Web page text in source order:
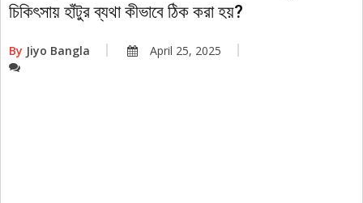
চিকিৎসায় হাঁটুর ব্যথা কীভাবে ঠিক করা হয়?
By Jiyo Bangla April 25, 2025